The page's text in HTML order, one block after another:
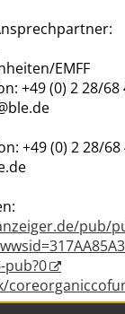
EMFF
+49 (0) 2 28/68
+49 (0) 2 28/68
pub/
pub?0